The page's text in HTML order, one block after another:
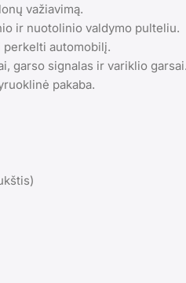
važiavimą.
ir nuotolinio valdymo pulteliu.
perkelti automobilį.
garso signalas ir variklio garsai.
pakaba.